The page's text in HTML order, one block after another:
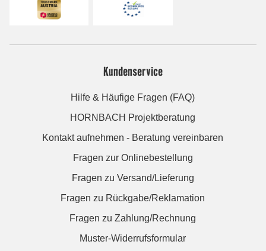
Kundenservice
Hilfe & Häufige Fragen (FAQ)
HORNBACH Projektberatung
Kontakt aufnehmen - Beratung vereinbaren
Fragen zur Onlinebestellung
Fragen zu Versand/Lieferung
Fragen zu Rückgabe/Reklamation
Fragen zu Zahlung/Rechnung
Muster-Widerrufsformular